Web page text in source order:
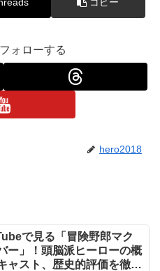
ォローする
hero2018
で見る「冒険野郎マク
ー」！頭脳派ヒーローの概
ャスト、歴史的評価を徹底